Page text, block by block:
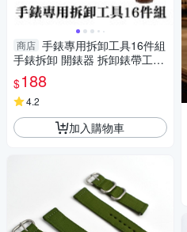
商店 手錶專用拆卸工具16件組
手錶拆卸 開錶器 拆卸錶帶工具
拆錶帶器 修錶 錶帶調節-輕居
家8096
$188
4.2
加入購物車